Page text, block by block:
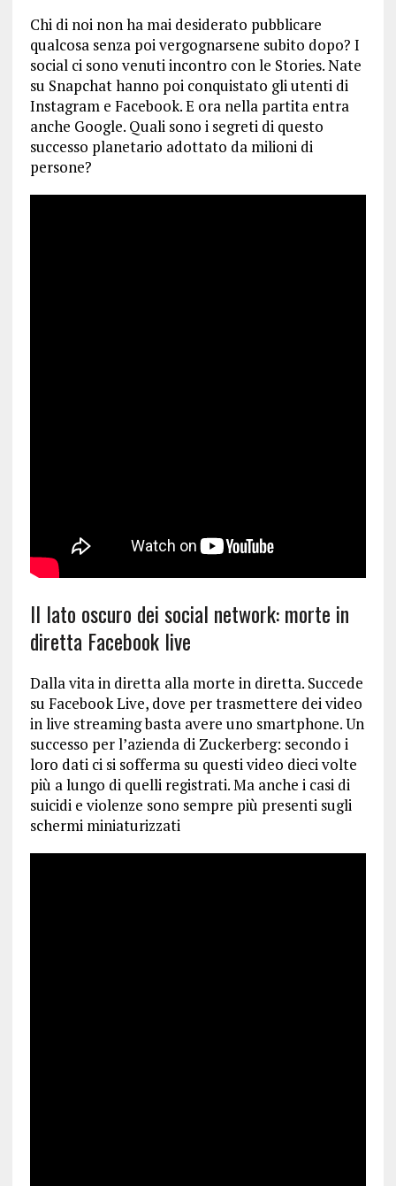
Chi di noi non ha mai desiderato pubblicare
qualcosa senza poi vergognarsene subito dopo? I
social ci sono venuti incontro con le Stories. Nate
su Snapchat hanno poi conquistato gli utenti di
Instagram e Facebook. E ora nella partita entra
anche Google. Quali sono i segreti di questo
successo planetario adottato da milioni di
persone?
Il lato oscuro dei social network: morte in
diretta Facebook live
Dalla vita in diretta alla morte in diretta. Succede
su Facebook Live, dove per trasmettere dei video
in live streaming basta avere uno smartphone. Un
successo per l’azienda di Zuckerberg: secondo i
loro dati ci si sofferma su questi video dieci volte
più a lungo di quelli registrati. Ma anche i casi di
suicidi e violenze sono sempre più presenti sugli
schermi miniaturizzati